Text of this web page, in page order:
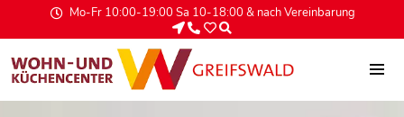
Mo-Fr 10:00-19:00 Sa 10-18:00 & nach Vereinbarung